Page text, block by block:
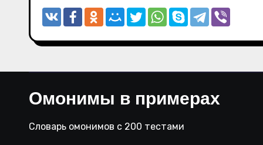
Омонимы в примерах
Словарь омонимов с 200 тестами